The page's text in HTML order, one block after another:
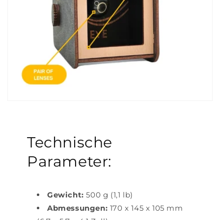
Technische
Parameter:
Gewicht: 500 g (1,1 lb)
Abmessungen: 170 x 145 x 105 mm